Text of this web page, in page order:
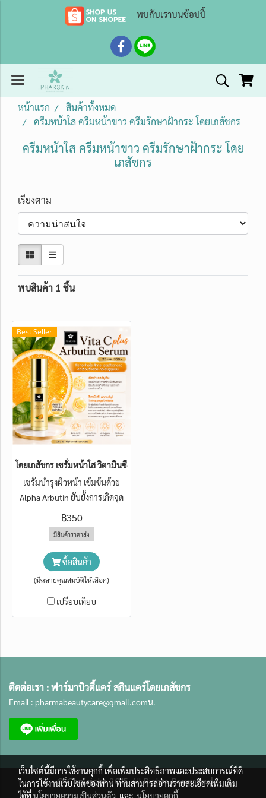
พบกับเราบนช้อปปี้
หน้าแรก
สินค้าทั้งหมด
ครีมหน้าใส ครีมหน้าขาว ครีมรักษาฝ้ากระ โดยเภสัชกร
ครีมหน้าใส ครีมหน้าขาว ครีมรักษาฝ้ากระ โดย
เภสัชกร
เรียงตาม
พบสินค้า 1 ชิ้น
Best Seller
โดยเภสัชกร เซรั่มหน้าใส วิตามินซี+อาร์บูติน ใช้วิตามินซีและอัลฟ่าอาร์บูติน
เซรั่มบำรุงผิวหน้า เข้มข้นด้วย
Alpha Arbutin ยับยั้งการเกิดจุด
ด่างดำ และวิตามินซี อนุพันธ์ใหม่
ที่ ช่วยลดริ้วรอย ทำปฏิกิริยาย้อน
กลับของกระบวนการเกิดเม็ดสี
กระตุ้นการสร้างคอลลาเจน เนื้อเซ
รั่มซึมเร็วเหมาะสำหรับผิวหมอง
คล้ำและมีริ้วรอย
฿350
มีสินค้าราคาส่ง
ซื้อสินค้า
(มีหลายคุณสมบัติให้เลือก)
เปรียบเทียบ
ติดต่อเรา :ฟาร์มาบิวตี้แคร์ สกินแคร์โดยเภสัชกร
Email : pharmabeautycare@gmail.comน.
©Copyright 2015 All Rights Reserved.
เว็บไซต์นี้มีการใช้งานคุกกี้ เพื่อเพิ่มประสิทธิภาพและประสบการณ์ที่ดี
ในการใช้งานเว็บไซต์ของท่าน ท่านสามารถอ่านรายละเอียดเพิ่มเติม
ได้ที่นโยบายความเป็นส่วนตัว และ นโยบายคุกกี้